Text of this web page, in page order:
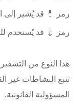
رمز 💊 قد يُشير إلى
رمز 💉 قد يُستخدم
هذا النوع من
تتبع النشاطات غير
المسؤولية القانونية.